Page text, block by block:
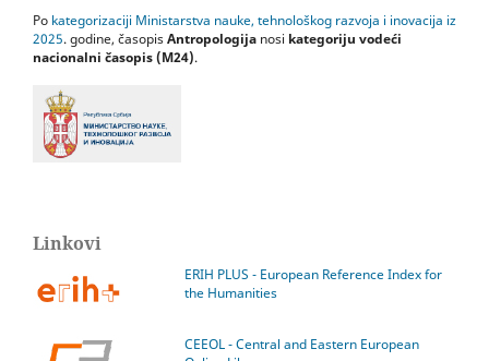
Po kategorizaciji Ministarstva nauke, tehnološkog razvoja i inovacija iz
2025. godine, časopisAntropologija nosi kategoriju vodeći
nacionalni časopis (M24).
Linkovi
ERIH PLUS - European Reference Index for
the Humanities
CEEOL - Central and Eastern European